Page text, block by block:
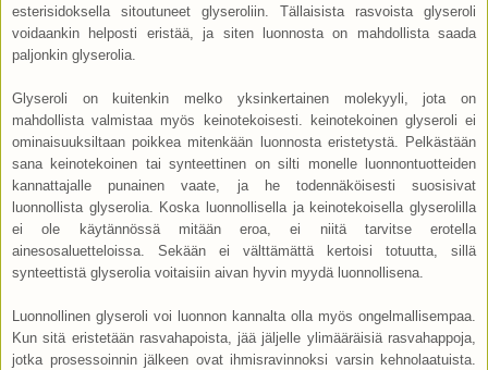
esterisidoksella sitoutuneet glyseroliin. Tällaisista rasvoista glyseroli
voidaankin helposti eristää, ja siten luonnosta on mahdollista saada
paljonkin glyserolia.
Glyseroli on kuitenkin melko yksinkertainen molekyyli, jota on
mahdollista valmistaa myös keinotekoisesti. keinotekoinen glyseroli ei
ominaisuuksiltaan poikkea mitenkään luonnosta eristetystä. Pelkästään
sana keinotekoinen tai synteettinen on silti monelle luonnontuotteiden
kannattajalle punainen vaate, ja he todennäköisesti suosisivat
luonnollista glyserolia. Koska luonnollisella ja keinotekoisella glyserolilla
ei ole käytännössä mitään eroa, ei niitä tarvitse erotella
ainesosaluetteloissa. Sekään ei välttämättä kertoisi totuutta, sillä
synteettistä glyserolia voitaisiin aivan hyvin myydä luonnollisena.
Luonnollinen glyseroli voi luonnon kannalta olla myös ongelmallisempaa.
Kun sitä eristetään rasvahapoista, jää jäljelle ylimääräisiä rasvahappoja,
jotka prosessoinnin jälkeen ovat ihmisravinnoksi varsin kehnolaatuista.